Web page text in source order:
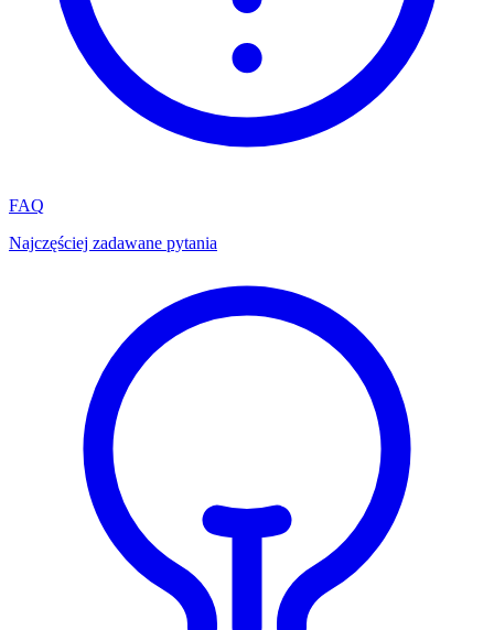
FAQ
Najczęściej zadawane pytania